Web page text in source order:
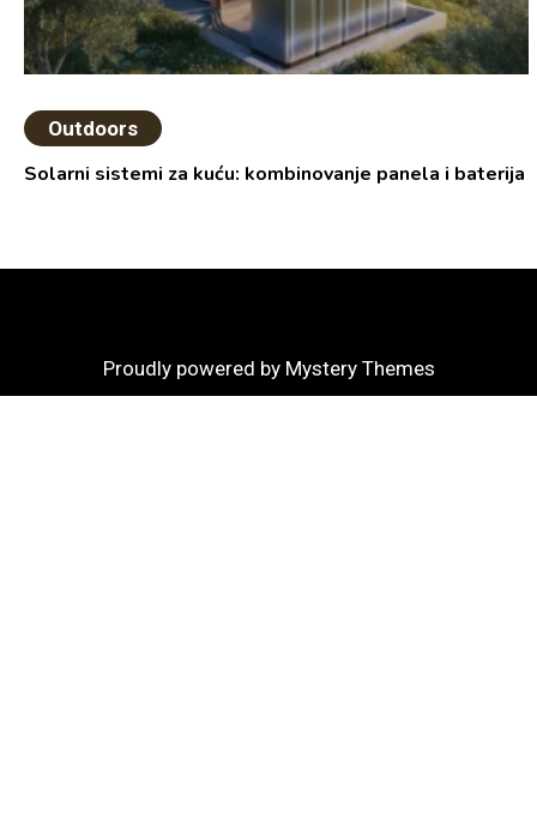
Outdoors
Solarni sistemi za kuću: kombinovanje panela i baterija
Proudly powered by Mystery Themes